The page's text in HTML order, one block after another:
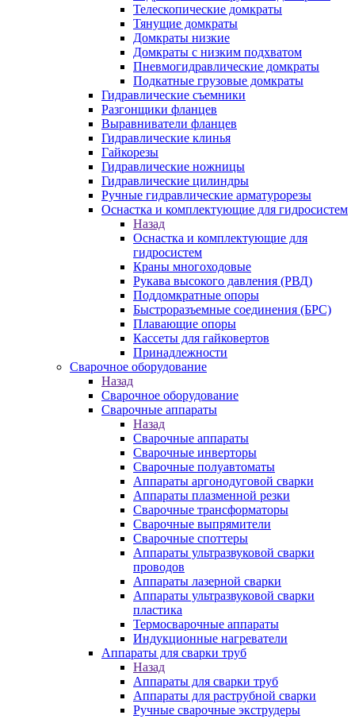
Телескопические домкраты
Тянущие домкраты
Домкраты низкие
Домкраты с низким подхватом
Пневмогидравлические домкраты
Подкатные грузовые домкраты
Гидравлические съемники
Разгонщики фланцев
Выравниватели фланцев
Гидравлические клинья
Гайкорезы
Гидравлические ножницы
Гидравлические цилиндры
Ручные гидравлические арматурорезы
Оснастка и комплектующие для гидросистем
Назад
Оснастка и комплектующие для
гидросистем
Краны многоходовые
Рукава высокого давления (РВД)
Поддомкратные опоры
Быстроразъемные соединения (БРС)
Плавающие опоры
Кассеты для гайковертов
Принадлежности
Сварочное оборудование
Назад
Сварочное оборудование
Сварочные аппараты
Назад
Сварочные аппараты
Сварочные инверторы
Сварочные полуавтоматы
Аппараты аргонодуговой сварки
Аппараты плазменной резки
Сварочные трансформаторы
Сварочные выпрямители
Сварочные споттеры
Аппараты ультразвуковой сварки
проводов
Аппараты лазерной сварки
Аппараты ультразвуковой сварки
пластика
Термосварочные аппараты
Индукционные нагреватели
Аппараты для сварки труб
Назад
Аппараты для сварки труб
Аппараты для раструбной сварки
Ручные сварочные экструдеры